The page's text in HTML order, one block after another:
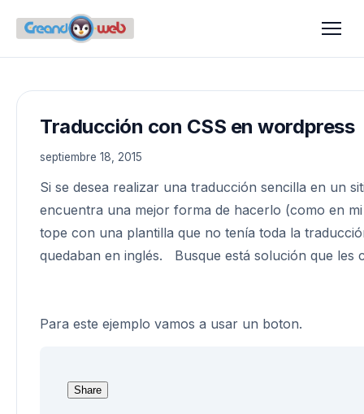
Traducción con CSS en wordpress
septiembre 18, 2015
Si se desea realizar una traducción sencilla en un
encuentra una mejor forma de hacerlo (como en
tope con una plantilla que no tenía toda la
quedaban en inglés. Busque está solución que
Para este ejemplo vamos a usar un boton.
Share